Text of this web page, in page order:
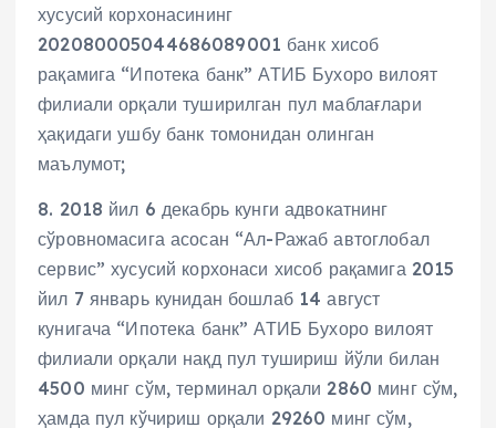
хусусий корхонасининг
202080005044686089001 банк хисоб
рақамига “Ипотека банк” АТИБ Бухоро вилоят
филиали орқали туширилган пул маблағлари
ҳақидаги ушбу банк томонидан олинган
маълумот;
8. 2018 йил 6 декабрь кунги адвокатнинг
сўровномасига асосан “Ал-Ражаб автоглобал
сервис” хусусий корхонаси хисоб рақамига 2015
йил 7 январь кунидан бошлаб 14 август
кунигача “Ипотека банк” АТИБ Бухоро вилоят
филиали орқали нақд пул тушириш йўли билан
4500 минг сўм, терминал орқали 2860 минг сўм,
ҳамда пул кўчириш орқали 29260 минг сўм,